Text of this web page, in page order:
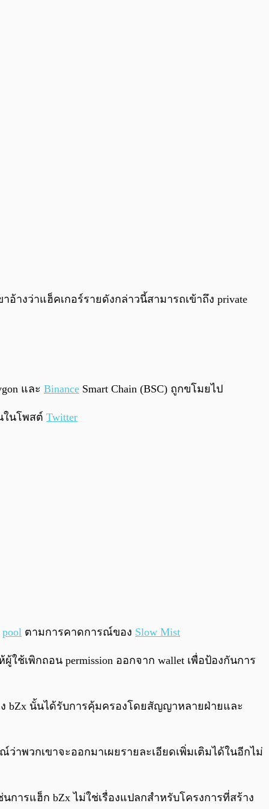
0:00 /0:00
างว่าแฮ็คเกอร์รายดังกล่าวนี้สามารถเข้าถึง private
และ Binance Smart Chain (BSC) ถูกขโมยไป
ในโพสต์ Twitter
pool ตามการคาดการณ์ของ Slow Mist
ช้เพิกถอน permission ออกจาก wallet เพื่อป้องกันการ
ง bZx นั้นได้รับการคุ้มครองโดยสัญญาหลายฝ่ายและ
าพวกเขาจะออกมาเผยรายละเอียดเพิ่มเติมได้ในอีกไม่
ารแฮ็ก bZx ไม่ใช่เรื่องแปลกสำหรับโครงการที่สร้าง